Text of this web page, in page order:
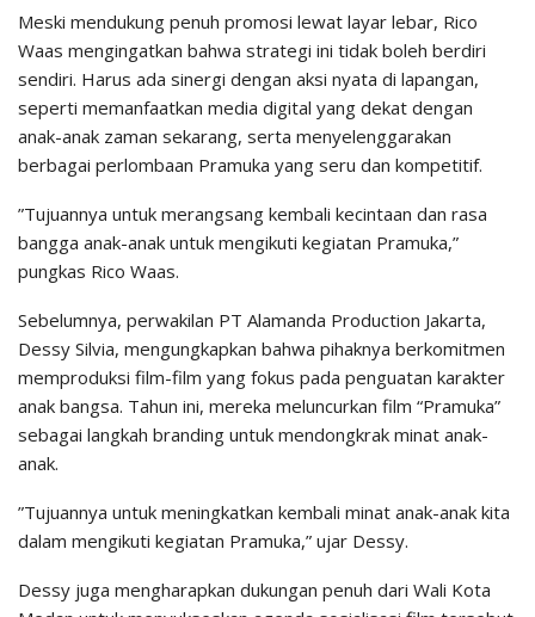
​Meski mendukung penuh promosi lewat layar lebar, Rico
Waas mengingatkan bahwa strategi ini tidak boleh berdiri
sendiri. Harus ada sinergi dengan aksi nyata di lapangan,
seperti memanfaatkan media digital yang dekat dengan
anak-anak zaman sekarang, serta menyelenggarakan
berbagai perlombaan Pramuka yang seru dan kompetitif.
​”Tujuannya untuk merangsang kembali kecintaan dan rasa
bangga anak-anak untuk mengikuti kegiatan Pramuka,”
pungkas Rico Waas.
​Sebelumnya, perwakilan PT Alamanda Production Jakarta,
Dessy Silvia, mengungkapkan bahwa pihaknya berkomitmen
memproduksi film-film yang fokus pada penguatan karakter
anak bangsa. Tahun ini, mereka meluncurkan film “Pramuka”
sebagai langkah branding untuk mendongkrak minat anak-
anak.
​”Tujuannya untuk meningkatkan kembali minat anak-anak kita
dalam mengikuti kegiatan Pramuka,” ujar Dessy.
​Dessy juga mengharapkan dukungan penuh dari Wali Kota